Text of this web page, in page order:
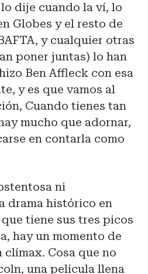
dije cuando la ví, lo
Globes y el resto de
y cualquier otras
poner juntas) lo han
Ben Affleck con esa
y es que vamos al
Cuando tienes tan
mucho que adornar,
en contarla como
ni
drama histórico en
tiene sus tres picos
hay un momento de
Cosa que no
una película llena